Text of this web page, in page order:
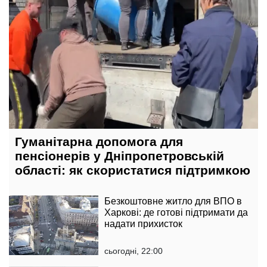
Гуманітарна допомога для
пенсіонерів у Дніпропетровській
області: як скористатися підтримкою
Безкоштовне житло для ВПО в
Харкові: де готові підтримати да
надати прихисток
сьогодні, 22:00